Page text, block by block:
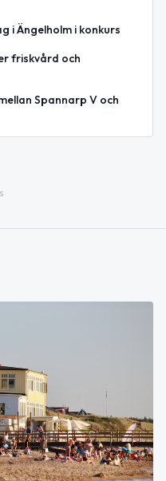
i Ängelholm i konkurs
friskvård och
Spannarp V och